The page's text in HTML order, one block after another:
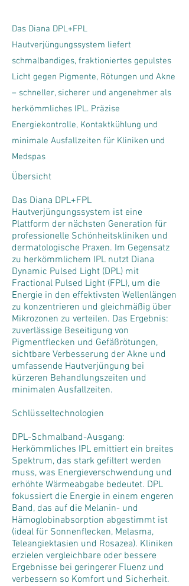
Das Diana DPL+FPL
Hautverjüngungssystem liefert
schmalbandiges, fraktioniertes gepulstes
Licht gegen Pigmente, Rötungen und Akne
– schneller, sicherer und angenehmer als
herkömmliches IPL. Präzise
Energiekontrolle, Kontaktkühlung und
minimale Ausfallzeiten für Kliniken und
Medspas
Übersicht
Das Diana DPL+FPL
Hautverjüngungssystem ist eine
Plattform der nächsten Generation für
professionelle Schönheitskliniken und
dermatologische Praxen. Im Gegensatz
zu herkömmlichem IPL nutzt Diana
Dynamic Pulsed Light (DPL) mit
Fractional Pulsed Light (FPL), um die
Energie in den effektivsten Wellenlängen
zu konzentrieren und gleichmäßig über
Mikrozonen zu verteilen. Das Ergebnis:
zuverlässige Beseitigung von
Pigmentflecken und Gefäßrötungen,
sichtbare Verbesserung der Akne und
umfassende Hautverjüngung bei
kürzeren Behandlungszeiten und
minimalen Ausfallzeiten.
Schlüsseltechnologien
DPL-Schmalband-Ausgang:
Herkömmliches IPL emittiert ein breites
Spektrum, das stark gefiltert werden
muss, was Energieverschwendung und
erhöhte Wärmeabgabe bedeutet. DPL
fokussiert die Energie in einem engeren
Band, das auf die Melanin- und
Hämoglobinabsorption abgestimmt ist
(ideal für Sonnenflecken, Melasma,
Teleangiektasien und Rosazea). Kliniken
erzielen vergleichbare oder bessere
Ergebnisse bei geringerer Fluenz und
verbessern so Komfort und Sicherheit.